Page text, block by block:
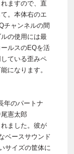
ますので、直
。本体右のエ
チャンネルの間
の使用には最
ルスのEQを活
ている歪みペ
になります。
年のパートナ
憲太郎
ました。彼が
ベースサウンド
サイズの筐体に